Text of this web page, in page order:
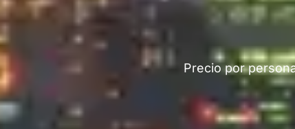
Precio por